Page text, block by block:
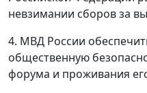
невзимании сборов за
4. МВД России
общественную
форума и проживания